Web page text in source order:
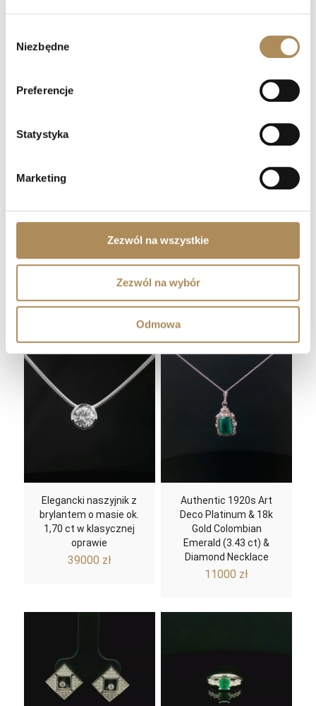
zgody
Niezbędne
Preferencje
Statystyka
Marketing
Zezwól na wszystkie
Zezwól na wybór
Odmowa
Gdzie mogę śledzić nowości i wydarzenia LUXOS
szafir
złoto
Elegancki naszyjnik z
brylantem o masie ok.
1,70 ct w klasycznej
oprawie
39000 zł
Authentic 1920s Art
Deco Platinum & 18k
Gold Colombian
Emerald (3.43 ct) &
Diamond Necklace
11000 zł